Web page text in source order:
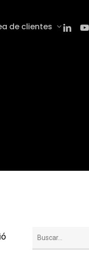
de clientes linkedin